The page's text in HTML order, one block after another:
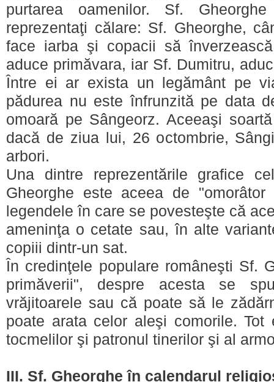
purtarea oamenilor. Sf.
reprezentaţi călare: Sf. Gheorghe,
face iarba şi copacii să
aduce primăvara, iar Sf. Dumitru,
Între ei ar exista un legământ pe
pădurea nu este înfrunzită pe data
omoară pe Sângeorz. Aceeaşi
dacă de ziua lui, 26 octombrie,
arbori.
Una dintre reprezentările grafice
Gheorghe este aceea de
legendele în care se povesteşte că
ameninţa o cetate sau, în alte
copiii dintr-un sat.
În credinţele populare româneşti Sf.
primăverii", despre acesta se
vrăjitoarele sau că poate să le
poate arata celor aleşi comorile. Tot
tocmelilor şi patronul tinerilor şi al
III. Sf. Gheorghe în calendarul